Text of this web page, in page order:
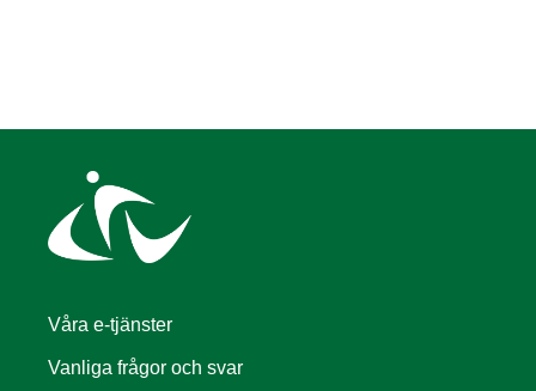
Våra e-tjänster
Vanliga frågor och svar